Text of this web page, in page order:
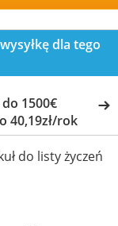
dla tego
1500€
40,19zł/rok
do listy życzeń